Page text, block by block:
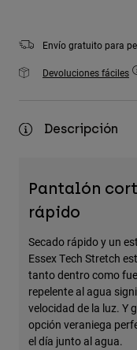
Ver Todo
Bolsas y Mochilas
Ver todo
Envío gratuito para
Devoluciones fáciles
Descripción
Pantalón
rápido
Secado rápido y un
Essex Tech Stretch
tanto dentro como
repelente al agua
velocidad de la luz. Y
opción veraniega
el día junto al agua.